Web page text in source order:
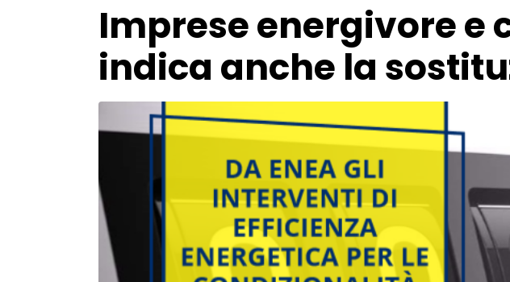
Imprese energivore e
indica anche la